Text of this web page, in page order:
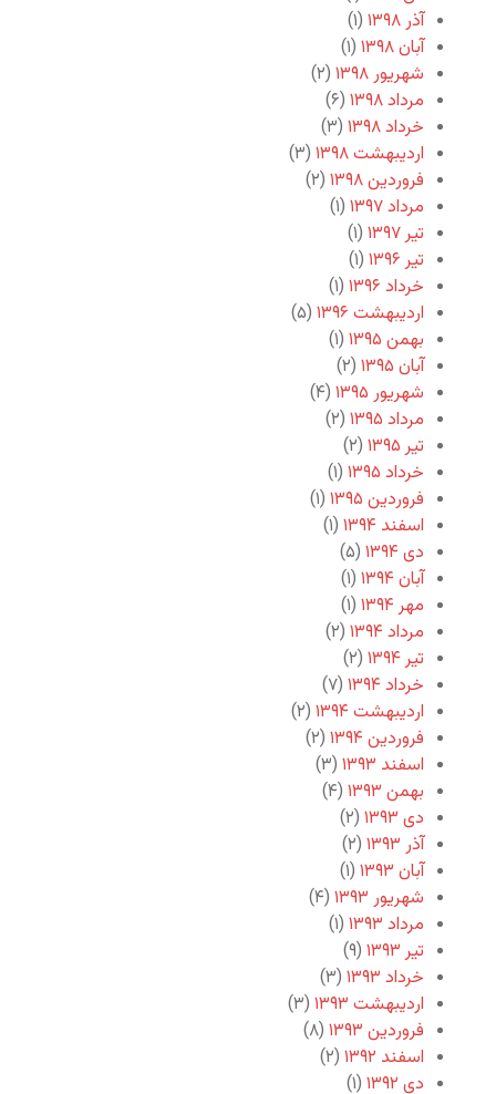
آذر ۱۳۹۸
(۱)
آبان ۱۳۹۸
(۱)
شهریور ۱۳۹۸
(۲)
مرداد ۱۳۹۸
(۶)
خرداد ۱۳۹۸
(۳)
اردیبهشت ۱۳۹۸
(۳)
فروردین ۱۳۹۸
(۲)
مرداد ۱۳۹۷
(۱)
تیر ۱۳۹۷
(۱)
تیر ۱۳۹۶
(۱)
خرداد ۱۳۹۶
(۱)
اردیبهشت ۱۳۹۶
(۵)
بهمن ۱۳۹۵
(۱)
آبان ۱۳۹۵
(۲)
شهریور ۱۳۹۵
(۴)
مرداد ۱۳۹۵
(۲)
تیر ۱۳۹۵
(۲)
خرداد ۱۳۹۵
(۱)
فروردین ۱۳۹۵
(۱)
اسفند ۱۳۹۴
(۱)
دی ۱۳۹۴
(۵)
آبان ۱۳۹۴
(۱)
مهر ۱۳۹۴
(۱)
مرداد ۱۳۹۴
(۲)
تیر ۱۳۹۴
(۲)
خرداد ۱۳۹۴
(۷)
اردیبهشت ۱۳۹۴
(۲)
فروردین ۱۳۹۴
(۲)
اسفند ۱۳۹۳
(۳)
بهمن ۱۳۹۳
(۴)
دی ۱۳۹۳
(۲)
آذر ۱۳۹۳
(۲)
آبان ۱۳۹۳
(۱)
شهریور ۱۳۹۳
(۴)
مرداد ۱۳۹۳
(۱)
تیر ۱۳۹۳
(۹)
خرداد ۱۳۹۳
(۳)
اردیبهشت ۱۳۹۳
(۳)
فروردین ۱۳۹۳
(۸)
اسفند ۱۳۹۲
(۲)
دی ۱۳۹۲
(۱)